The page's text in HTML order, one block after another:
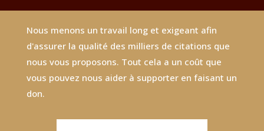
Nous menons un travail long et exigeant afin
d'assurer la qualité des milliers de citations que
nous vous proposons. Tout cela a un coût que
vous pouvez nous aider à supporter en faisant un
don.